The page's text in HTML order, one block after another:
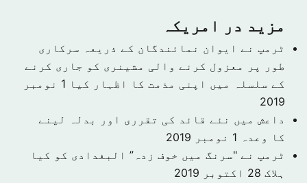
مزید در امريكہ
ٹرمپ نے ایوان نمائندگان کے ذریعہ سرکاری
طور پر معزول کرنے والی مشینری کو جاری کرنے
کے سلسلہ میں اپنی مذمت کا اظہار کیا
1 نومبر
2019
داعش میں نئے قائد کی تقرری اور بدلہ لینے
کا وعدہ 1 نومبر 2019
ٹرمپ نے "سرنگ میں خوف زدہ” البغدادی کو کیا
ہلاک 28 اکتوبر 2019